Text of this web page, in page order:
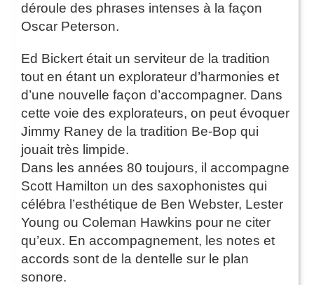
déroule des phrases intenses à la façon
Oscar Peterson.
Ed Bickert était un serviteur de la tradition
tout en étant un explorateur d’harmonies et
d’une nouvelle façon d’accompagner. Dans
cette voie des explorateurs, on peut évoquer
Jimmy Raney de la tradition Be-Bop qui
jouait très limpide.
Dans les années 80 toujours, il accompagne
Scott Hamilton un des saxophonistes qui
célébra l’esthétique de Ben Webster, Lester
Young ou Coleman Hawkins pour ne citer
qu’eux. En accompagnement, les notes et
accords sont de la dentelle sur le plan
sonore.